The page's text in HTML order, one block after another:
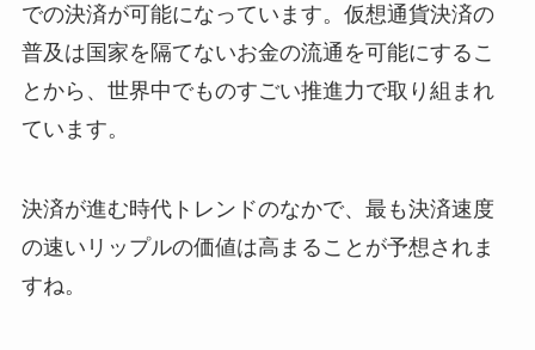
での決済が可能になっています。仮想通貨決済の
普及は国家を隔てないお金の流通を可能にするこ
とから、世界中でものすごい推進力で取り組まれ
ています。
決済が進む時代トレンドのなかで、最も決済速度
の速いリップルの価値は高まることが予想されま
すね。